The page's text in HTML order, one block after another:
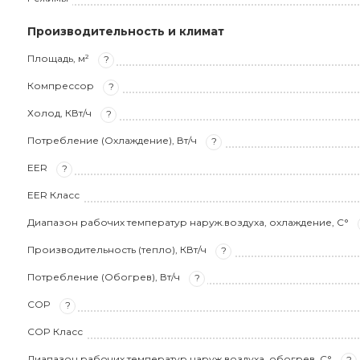
Производительность и климат
Площадь, м² ?
Компрессор ?
Холод, КВт/ч ?
Потребление (Охлаждение), Вт/ч ?
EER ?
EER Класс
Диапазон рабочих температур наруж.воздуха, охлаждение, С°
Производительность (тепло), КВт/ч ?
Потребление (Обогрев), Вт/ч ?
COP ?
COP Класс